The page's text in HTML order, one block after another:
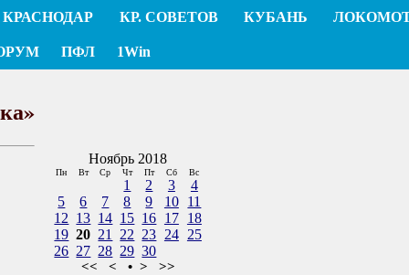
КРАСНОДАР КР. СОВЕТОВ КУБАНЬ
ПФЛ 1Win
Ноябрь 2018
Пн Вт Ср Чт Пт Сб Вс
1 2 3
4
5
6 7 8 9 10 11
12 13 14 15 16 17 18
19 20 21 22 23 24 25
26 27 28 29 30
<< < • > >>